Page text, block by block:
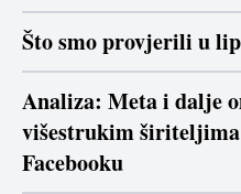
Što smo provjerili u
Analiza: Meta i dalje
višestrukim
Facebooku